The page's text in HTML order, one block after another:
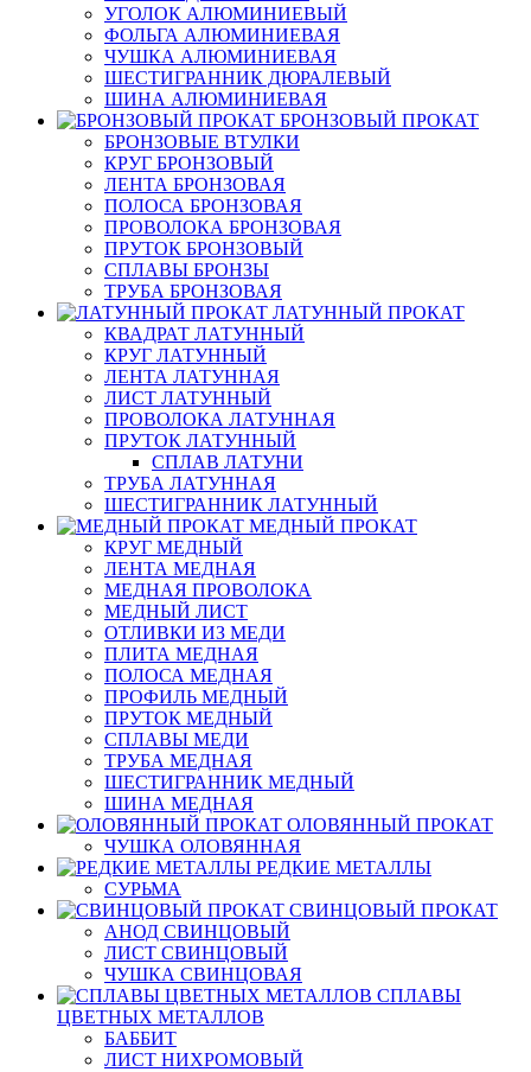
УГОЛОК АЛЮМИНИЕВЫЙ
ФОЛЬГА АЛЮМИНИЕВАЯ
ЧУШКА АЛЮМИНИЕВАЯ
ШЕСТИГРАННИК ДЮРАЛЕВЫЙ
ШИНА АЛЮМИНИЕВАЯ
БРОНЗОВЫЙ ПРОКАТ
БРОНЗОВЫЕ ВТУЛКИ
КРУГ БРОНЗОВЫЙ
ЛЕНТА БРОНЗОВАЯ
ПОЛОСА БРОНЗОВАЯ
ПРОВОЛОКА БРОНЗОВАЯ
ПРУТОК БРОНЗОВЫЙ
СПЛАВЫ БРОНЗЫ
ТРУБА БРОНЗОВАЯ
ЛАТУННЫЙ ПРОКАТ
КВАДРАТ ЛАТУННЫЙ
КРУГ ЛАТУННЫЙ
ЛЕНТА ЛАТУННАЯ
ЛИСТ ЛАТУННЫЙ
ПРОВОЛОКА ЛАТУННАЯ
ПРУТОК ЛАТУННЫЙ
СПЛАВ ЛАТУНИ
ТРУБА ЛАТУННАЯ
ШЕСТИГРАННИК ЛАТУННЫЙ
МЕДНЫЙ ПРОКАТ
КРУГ МЕДНЫЙ
ЛЕНТА МЕДНАЯ
МЕДНАЯ ПРОВОЛОКА
МЕДНЫЙ ЛИСТ
ОТЛИВКИ ИЗ МЕДИ
ПЛИТА МЕДНАЯ
ПОЛОСА МЕДНАЯ
ПРОФИЛЬ МЕДНЫЙ
ПРУТОК МЕДНЫЙ
СПЛАВЫ МЕДИ
ТРУБА МЕДНАЯ
ШЕСТИГРАННИК МЕДНЫЙ
ШИНА МЕДНАЯ
ОЛОВЯННЫЙ ПРОКАТ
ЧУШКА ОЛОВЯННАЯ
РЕДКИЕ МЕТАЛЛЫ
СУРЬМА
СВИНЦОВЫЙ ПРОКАТ
АНОД СВИНЦОВЫЙ
ЛИСТ СВИНЦОВЫЙ
ЧУШКА СВИНЦОВАЯ
СПЛАВЫ
ЦВЕТНЫХ МЕТАЛЛОВ
БАББИТ
ЛИСТ НИХРОМОВЫЙ